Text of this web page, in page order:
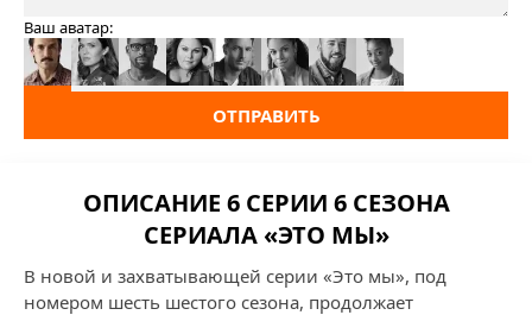
Ваш аватар:
ОТПРАВИТЬ
ОПИСАНИЕ 6 СЕРИИ 6 СЕЗОНА
СЕРИАЛА «ЭТО МЫ»
В новой и захватывающей серии «Это мы», под
номером шесть шестого сезона, продолжает